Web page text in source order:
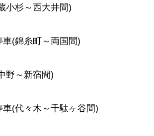
小杉～西大井間)
車(錦糸町～両国間)
野～新宿間)
車(代々木～千駄ヶ谷間)